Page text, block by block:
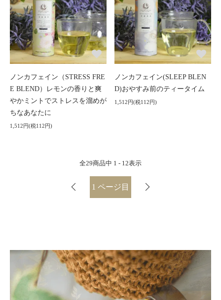
ノンカフェイン（STRESS FRE
E BLEND）レモンの香りと爽
やかミントでストレスを溜めが
ちなあなたに
1,512円(税112円)
ノンカフェイン(SLEEP BLEN
D)おやすみ前のティータイム
1,512円(税112円)
全29商品中 1 - 12表示
1 ページ目